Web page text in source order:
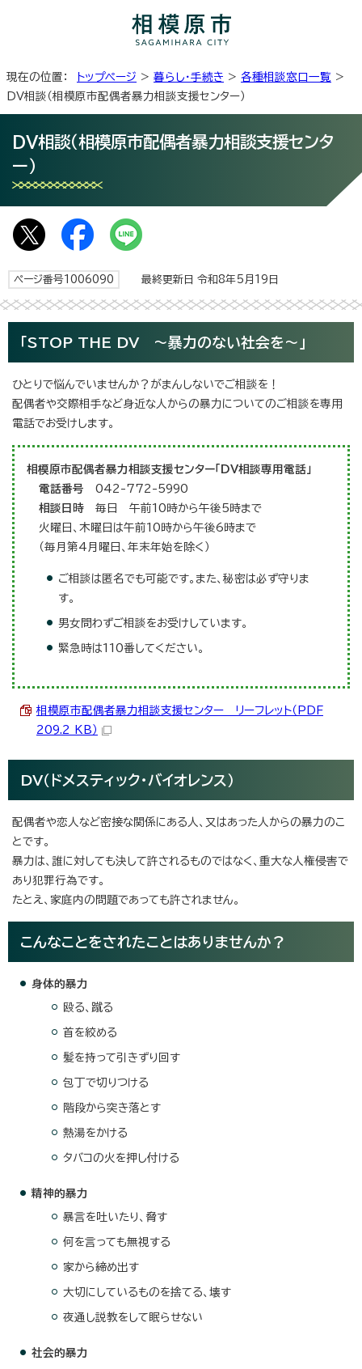
現在の位置： トップページ > 暮らし・手続き > 各種相談窓口一覧 >
DV相談（相模原市配偶者暴力相談支援センター）
DV相談（相模原市配偶者暴力相談支援センタ
ー）
ページ番号1006090 最終更新日 令和8年5月19日
「STOP THE DV ～暴力のない社会を～」
ひとりで悩んでいませんか？がまんしないでご相談を！
配偶者や交際相手など身近な人からの暴力についてのご相談を専用
電話でお受けします。
相模原市配偶者暴力相談支援センター「DV相談専用電話」
電話番号 042-772-5990
相談日時 毎日 午前10時から午後5時まで
火曜日、木曜日は午前10時から午後6時まで
（毎月第4月曜日、年末年始を除く）
ご相談は匿名でも可能です。また、秘密は必ず守りま
す。
男女問わずご相談をお受けしています。
緊急時は110番してください。
相模原市配偶者暴力相談支援センター リーフレット（PDF
209.2 KB）
DV（ドメスティック・バイオレンス）
配偶者や恋人など密接な関係にある人、又はあった人からの暴力のこ
とです。
暴力は、誰に対しても決して許されるものではなく、重大な人権侵害で
あり犯罪行為です。
たとえ、家庭内の問題であっても許されません。
こんなことをされたことはありませんか？
身体的暴力
殴る、蹴る
首を絞める
髪を持って引きずり回す
包丁で切りつける
階段から突き落とす
熱湯をかける
タバコの火を押し付ける
精神的暴力
暴言を吐いたり、脅す
何を言っても無視する
家から締め出す
大切にしているものを捨てる、壊す
夜通し説教をして眠らせない
社会的暴力